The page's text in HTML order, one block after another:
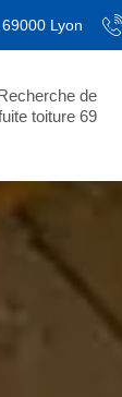
Lyon
de
toiture 69